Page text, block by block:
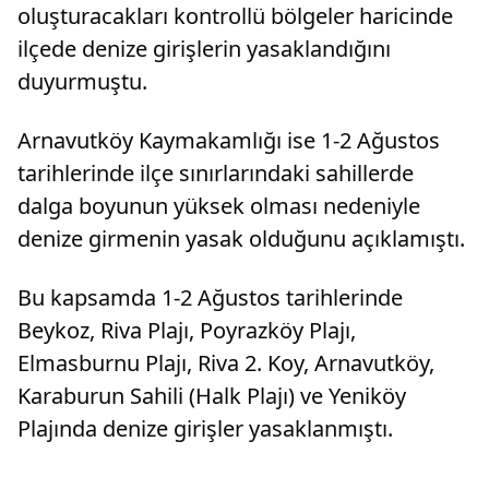
oluşturacakları kontrollü bölgeler haricinde
ilçede denize girişlerin yasaklandığını
duyurmuştu.
Arnavutköy Kaymakamlığı ise 1-2 Ağustos
tarihlerinde ilçe sınırlarındaki sahillerde
dalga boyunun yüksek olması nedeniyle
denize girmenin yasak olduğunu açıklamıştı.
Bu kapsamda 1-2 Ağustos tarihlerinde
Beykoz, Riva Plajı, Poyrazköy Plajı,
Elmasburnu Plajı, Riva 2. Koy, Arnavutköy,
Karaburun Sahili (Halk Plajı) ve Yeniköy
Plajında denize girişler yasaklanmıştı.